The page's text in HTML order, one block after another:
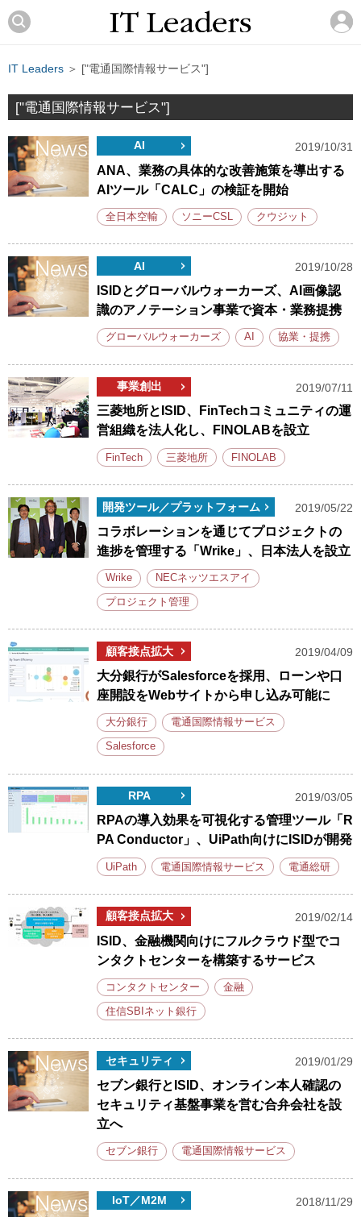
IT Leaders ＞ ["電通国際情報サービス"]
["電通国際情報サービス"]
AI 2019/10/31
ANA、業務の具体的な改善施策を導出する
AIツール「CALC」の検証を開始
全日本空輸 ソニーCSL クウジット
AI 2019/10/28
ISIDとグローバルウォーカーズ、AI画像認
識のアノテーション事業で資本・業務提携
グローバルウォーカーズ AI 協業・提携
事業創出 2019/07/11
三菱地所とISID、FinTechコミュニティの運
営組織を法人化し、FINOLABを設立
FinTech 三菱地所 FINOLAB
開発ツール／プラットフォーム 2019/05/22
コラボレーションを通じてプロジェクトの
進捗を管理する「Wrike」、日本法人を設立
Wrike NECネッツエスアイ
プロジェクト管理
顧客接点拡大 2019/04/09
大分銀行がSalesforceを採用、ローンや口
座開設をWebサイトから申し込み可能に
大分銀行 電通国際情報サービス
Salesforce
RPA 2019/03/05
RPAの導入効果を可視化する管理ツール「R
PA Conductor」、UiPath向けにISIDが開発
UiPath 電通国際情報サービス 電通総研
顧客接点拡大 2019/02/14
ISID、金融機関向けにフルクラウド型でコ
ンタクトセンターを構築するサービス
コンタクトセンター 金融
住信SBIネット銀行
セキュリティ 2019/01/29
セブン銀行とISID、オンライン本人確認の
セキュリティ基盤事業を営む合弁会社を設
立へ
セブン銀行 電通国際情報サービス
IoT／M2M 2018/11/29